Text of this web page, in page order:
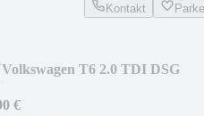
Kontakt
Volkswagen T6 2.0 TDI DSG
€